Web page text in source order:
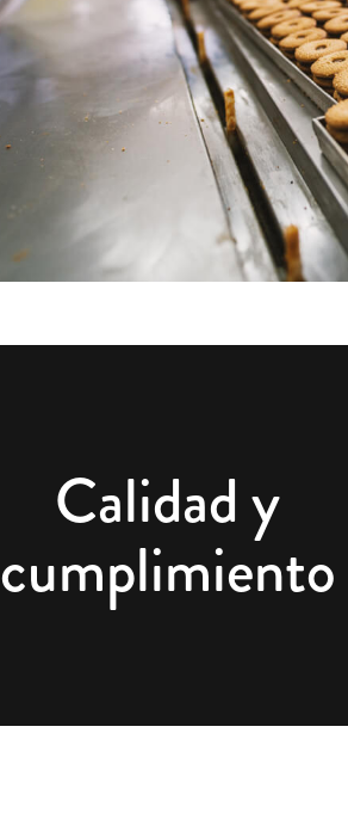
Calidad y
cumplimiento